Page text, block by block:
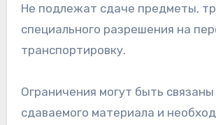
Не подлежат сдаче предметы,
специального разрешения на
транспортировку.
Ограничения могут быть
сдаваемого материала и